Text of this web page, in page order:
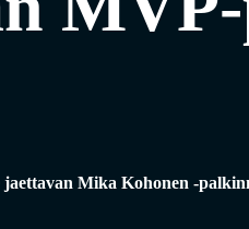
Mika Kohonen -